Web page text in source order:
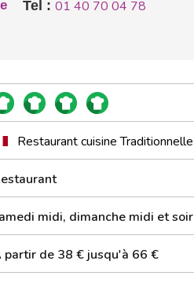
Tel : 01 40 70 04 78
Restaurant cuisine Traditionnelle
midi, dimanche midi et soir
partir de 38 € jusqu'à 66 €